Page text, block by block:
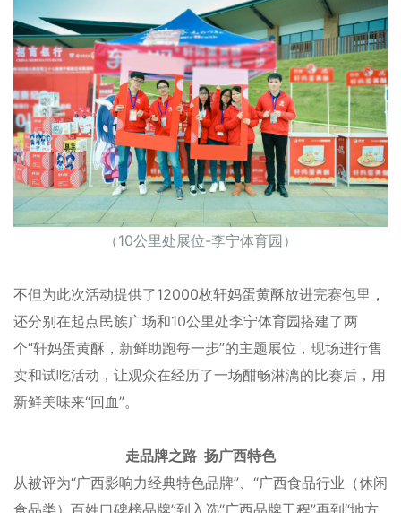
（10公里处展位-李宁体育园）
不但为此次活动提供了12000枚轩妈蛋黄酥放进完赛包里，
还分别在起点民族广场和10公里处李宁体育园搭建了两
个“轩妈蛋黄酥，新鲜助跑每一步”的主题展位，现场进行售
卖和试吃活动，让观众在经历了一场酣畅淋漓的比赛后，用
新鲜美味来“回血”。
走品牌之路 扬广西特色
从被评为“广西影响力经典特色品牌”、“广西食品行业（休闲
食品类）百姓口碑榜品牌”到入选“广西品牌工程”再到“地方